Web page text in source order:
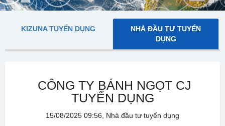
KIZUNA TUYỂN DỤNG
NHÀ ĐẦU TƯ TUYỂN
DỤNG
CÔNG TY BÁNH NGỌT CJ
TUYỂN DỤNG
15/08/2025 09:56, Nhà đầu tư tuyển dụng